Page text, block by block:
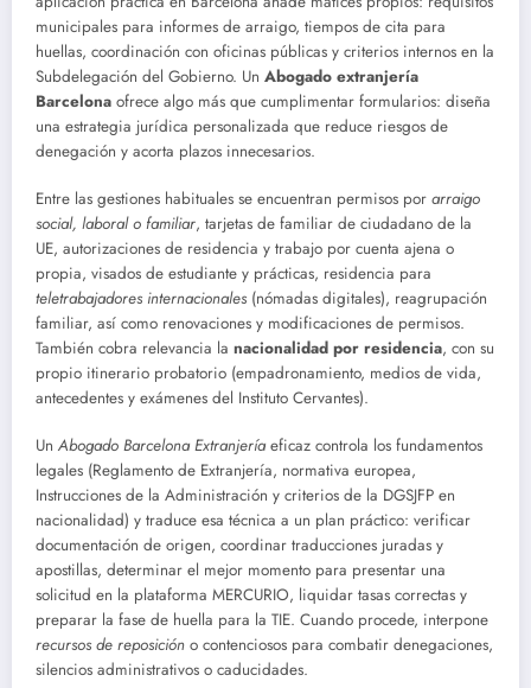
municipales para informes de arraigo, tiempos de cita para
huellas, coordinación con oficinas públicas y criterios internos en la
Subdelegación del Gobierno. Un Abogado extranjería
Barcelona ofrece algo más que cumplimentar formularios: diseña
una estrategia jurídica personalizada que reduce riesgos de
denegación y acorta plazos innecesarios.
Entre las gestiones habituales se encuentran permisos por arraigo
social, laboral o familiar, tarjetas de familiar de ciudadano de la
UE, autorizaciones de residencia y trabajo por cuenta ajena o
propia, visados de estudiante y prácticas, residencia para
teletrabajadores internacionales (nómadas digitales), reagrupación
familiar, así como renovaciones y modificaciones de permisos.
También cobra relevancia la nacionalidad por residencia, con su
propio itinerario probatorio (empadronamiento, medios de vida,
antecedentes y exámenes del Instituto Cervantes).
Un Abogado Barcelona Extranjeríaeficaz controla los fundamentos
legales (Reglamento de Extranjería, normativa europea,
Instrucciones de la Administración y criterios de la DGSJFP en
nacionalidad) y traduce esa técnica a un plan práctico: verificar
documentación de origen, coordinar traducciones juradas y
apostillas, determinar el mejor momento para presentar una
solicitud en la plataforma MERCURIO, liquidar tasas correctas y
preparar la fase de huella para la TIE. Cuando procede, interpone
recursos de reposición o contenciosos para combatir denegaciones,
silencios administrativos o caducidades.